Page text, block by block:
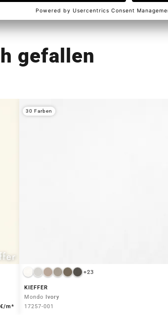
auf Bestellung Kostenlose Lieferung
gefallen
m*
+23
KIEFFER
Mondo
Ivory
17257-001
30 Farben